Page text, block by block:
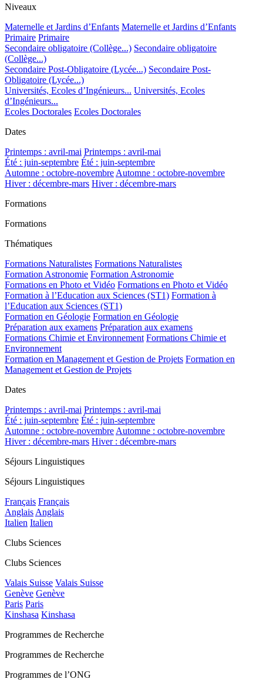
Niveaux
Maternelle et Jardins d’Enfants Maternelle et Jardins d’Enfants
Primaire Primaire
Secondaire obligatoire (Collège...) Secondaire obligatoire
(Collège...)
Secondaire Post-Obligatoire (Lycée...) Secondaire Post-
Obligatoire (Lycée...)
Universités, Ecoles d’Ingénieurs... Universités, Ecoles
d’Ingénieurs...
Ecoles Doctorales Ecoles Doctorales
Dates
Printemps : avril-mai Printemps : avril-mai
Été : juin-septembre Été : juin-septembre
Automne : octobre-novembre Automne : octobre-novembre
Hiver : décembre-mars Hiver : décembre-mars
Formations
Formations
Thématiques
Formations Naturalistes Formations Naturalistes
Formation Astronomie Formation Astronomie
Formations en Photo et Vidéo Formations en Photo et Vidéo
Formation à l’Education aux Sciences (ST1) Formation à
l’Education aux Sciences (ST1)
Formation en Géologie Formation en Géologie
Préparation aux examens Préparation aux examens
Formations Chimie et Environnement Formations Chimie et
Environnement
Formation en Management et Gestion de Projets Formation en
Management et Gestion de Projets
Dates
Printemps : avril-mai Printemps : avril-mai
Été : juin-septembre Été : juin-septembre
Automne : octobre-novembre Automne : octobre-novembre
Hiver : décembre-mars Hiver : décembre-mars
Séjours Linguistiques
Séjours Linguistiques
Français Français
Anglais Anglais
Italien Italien
Clubs Sciences
Clubs Sciences
Valais Suisse Valais Suisse
Genève Genève
Paris Paris
Kinshasa Kinshasa
Programmes de Recherche
Programmes de Recherche
Programmes de l’ONG